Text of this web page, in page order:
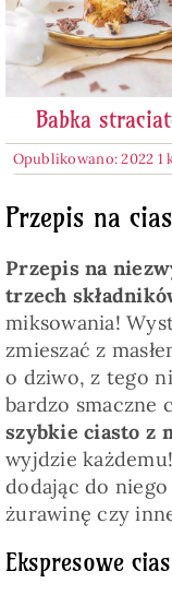
Babka
Opublikowano: 2022 1
Przepis na
Przepis na
trzech
miksowania!
zmieszać z
o dziwo, z tego
bardzo smaczne
szybkie ciasto z
wyjdzie
dodając do
żurawinę czy
Ekspresowe